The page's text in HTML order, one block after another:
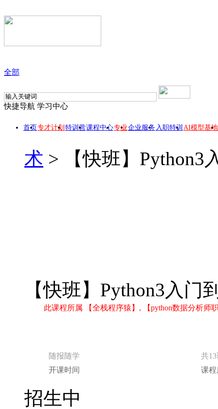
全部
快捷导航 学习中心
首页专才计划 特训营课程中心专业企业服务 入职特训 AI模型基地
术 > 【快班】
【快班】Python3入门
此课程所属 【全栈程序猿】, 【python数据分析
随报随学
共
开课时间
课
招生中